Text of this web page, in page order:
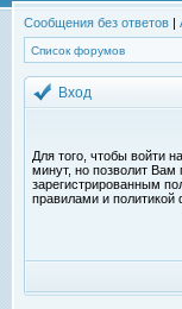
Сообщения без ответов |
Список форумов
Вход
Для того, чтобы войти
минут, но позволит
зарегистрированным
правилами и